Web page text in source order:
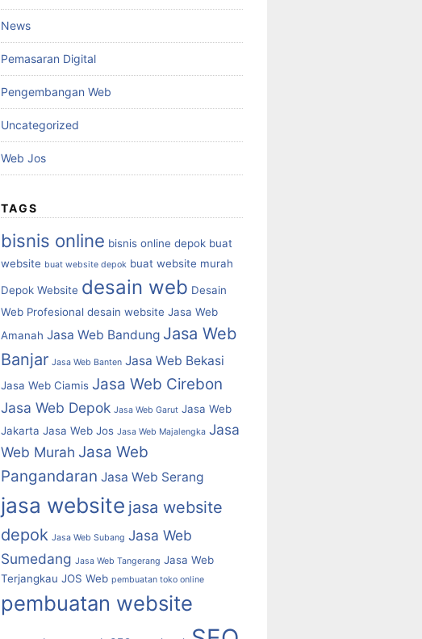
News
Pemasaran Digital
Pengembangan Web
Uncategorized
Web Jos
TAGS
bisnis online bisnis online depok buat
website buat website depok buat website murah
Depok Website desain web Desain
Web Profesional desain website Jasa Web
Amanah Jasa Web Bandung Jasa Web
Banjar Jasa Web Banten Jasa Web Bekasi
Jasa Web Ciamis Jasa Web Cirebon
Jasa Web Depok Jasa Web Garut Jasa Web
Jakarta Jasa Web Jos Jasa Web Majalengka Jasa
Web Murah Jasa Web
Pangandaran Jasa Web Serang
jasa website jasa website
depok Jasa Web Subang Jasa Web
Sumedang Jasa Web Tangerang Jasa Web
Terjangkau JOS Web pembuatan toko online
pembuatan website